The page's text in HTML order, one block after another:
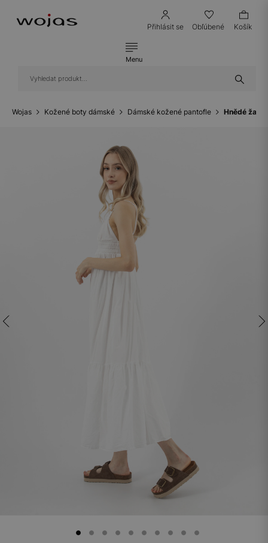
Přihlásit se Obľúbené Košík
Menu
Wojas Kožené boty dámské Dámské kožené pantofle Hnědé